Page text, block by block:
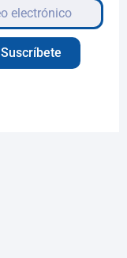
Suscríbete